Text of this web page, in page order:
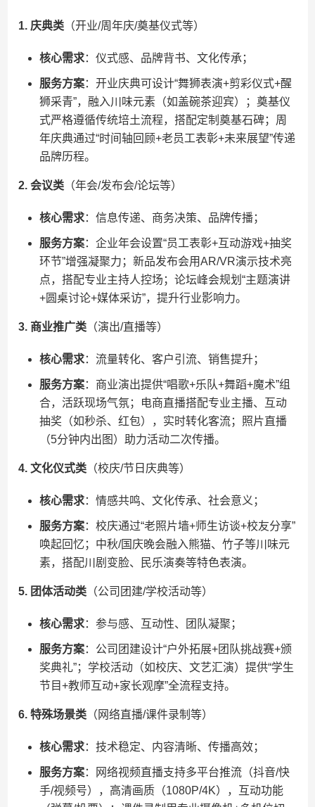
​1. 庆典类​​（开业/周年庆/奠基仪式等）
​核心需求​​：仪式感、品牌背书、文化传承；
​服务方案​​：开业庆典可设计“舞狮表演+剪彩仪式+醒
狮采青”，融入川味元素（如盖碗茶迎宾）；奠基仪
式严格遵循传统培土流程，搭配定制奠基石碑；周
年庆典通过“时间轴回顾+老员工表彰+未来展望”传递
品牌历程。
​2. 会议类​​（年会/发布会/论坛等）
​核心需求​​：信息传递、商务决策、品牌传播；
​服务方案​​：企业年会设置“员工表彰+互动游戏+抽奖
环节”增强凝聚力；新品发布会用AR/VR演示技术亮
点，搭配专业主持人控场；论坛峰会规划“主题演讲
+圆桌讨论+媒体采访”，提升行业影响力。
​3. 商业推广类​​（演出/直播等）
​核心需求​​：流量转化、客户引流、销售提升；
​服务方案​​：商业演出提供“唱歌+乐队+舞蹈+魔术”组
合，活跃现场气氛；电商直播搭配专业主播、互动
抽奖（如秒杀、红包），实时转化客流；照片直播
（5分钟内出图）助力活动二次传播。
​4. 文化仪式类​​（校庆/节日庆典等）
​核心需求​​：情感共鸣、文化传承、社会意义；
​服务方案​​：校庆通过“老照片墙+师生访谈+校友分享”
唤起回忆；中秋/国庆晚会融入熊猫、竹子等川味元
素，搭配川剧变脸、民乐演奏等特色表演。
​5. 团体活动类​​（公司团建/学校活动等）
​核心需求​​：参与感、互动性、团队凝聚；
​服务方案​​：公司团建设计“户外拓展+团队挑战赛+颁
奖典礼”；学校活动（如校庆、文艺汇演）提供“学生
节目+教师互动+家长观摩”全流程支持。
​6. 特殊场景类​​（网络直播/课件录制等）
​核心需求​​：技术稳定、内容清晰、传播高效；
​服务方案​​：网络视频直播支持多平台推流（抖音/快
手/视频号），高清画质（1080P/4K），互动功能